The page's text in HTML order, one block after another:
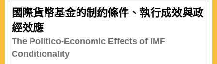
國際貨幣基金的制約條件、執行成效與政
經效應
The Politico-Economic Effects of IMF
Conditionality